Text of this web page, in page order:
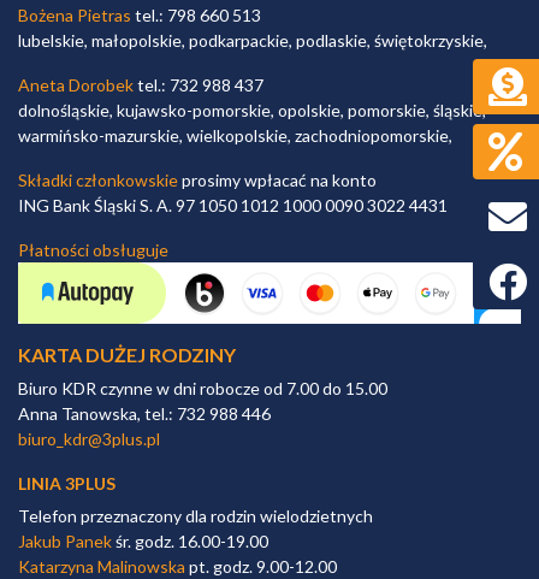
Bożena Pietras tel.: 798 660 513
lubelskie, małopolskie, podkarpackie, podlaskie, świętokrzyskie,
Aneta Dorobektel.: 732 988 437
dolnośląskie, kujawsko-pomorskie, opolskie, pomorskie, śląskie,
warmińsko-mazurskie, wielkopolskie, zachodniopomorskie,
Składki członkowskieprosimy wpłacać na konto
ING Bank Śląski S. A. 97 1050 1012 1000 0090 3022 4431
Płatności obsługuje
KARTA DUŻEJ RODZINY
Biuro KDR czynne w dni robocze od 7.00 do 15.00
Anna Tanowska, tel.: 732 988 446
biuro_kdr@3plus.pl
LINIA 3PLUS
Telefon przeznaczony dla rodzin wielodzietnych
Jakub Panekśr. godz. 16.00-19.00
Katarzyna Malinowska pt. godz. 9.00-12.00